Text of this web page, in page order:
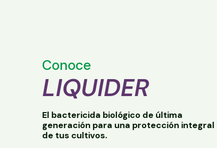
Conoce
LIQUIDER
El bactericida biológico de última
generación para una protección integral
de tus cultivos.